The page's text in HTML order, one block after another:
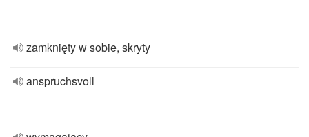
zamknięty w sobie, skryty
anspruchsvoll